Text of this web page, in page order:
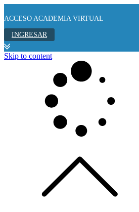
ACCESO ACADEMIA VIRTUAL
INGRESAR
Skip to content